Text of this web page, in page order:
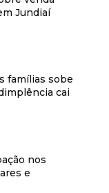
Jundiaí
famílias sobe
cai
nos
e